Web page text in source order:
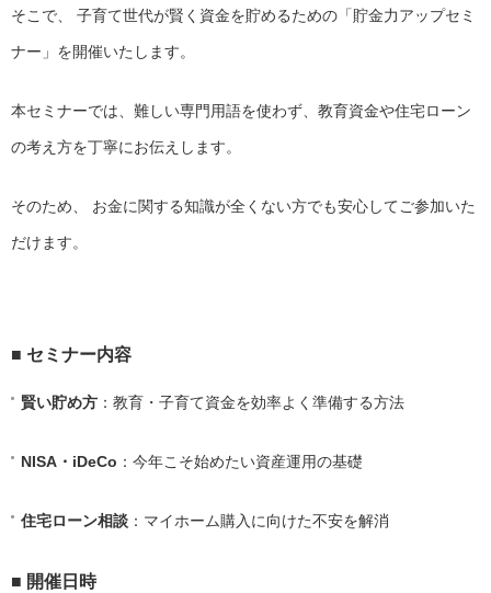
そこで、 子育て世代が賢く資金を貯めるための「貯金力アップセミ
ナー」を開催いたします。
本セミナーでは、難しい専門用語を使わず、教育資金や住宅ローン
の考え方を丁寧にお伝えします。
そのため、 お金に関する知識が全くない方でも安心してご参加いた
だけます。
■ セミナー内容
賢い貯め方 ：教育・子育て資金を効率よく準備する方法
NISA・iDeCo ：今年こそ始めたい資産運用の基礎
住宅ローン相談 ：マイホーム購入に向けた不安を解消
■ 開催日時